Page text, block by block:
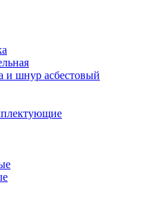
и шнур асбестовый